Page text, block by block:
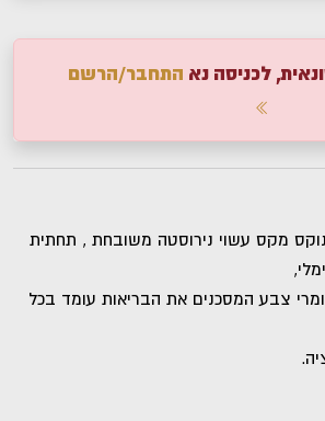
לכניסה נא התחבר/הרשם
מקס עשוי נירוסטה משובחת , תחתית
חומרי צבע המסכנים את הבריאות עומד בכל